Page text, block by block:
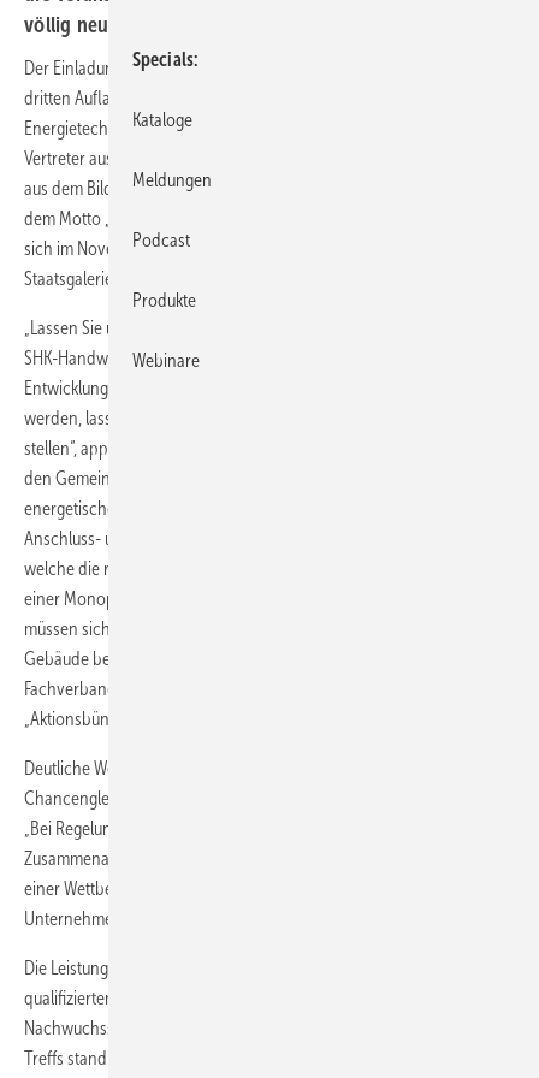
völlig neuen Blickwinkeln zu betrachten.
Der Einladung des Fachverbandes SHK Baden-Württemberg zur
dritten Auflage der Veranstaltung „SHKontakt – Gebäude- und
Energietechnik-Treff Baden-Württemberg“ waren mehr als 100
Vertreter aus Politik und Verwaltung, Handwerk, Industrie und Handel,
aus dem Bildungssektor und von Energieversorgern gefolgt. Unter
dem Motto „Inspirieren – kommunizieren – interessieren“ trafen sie
sich im November zum Austausch im Säulensaal der Stuttgarter
Staatsgalerie.
„Lassen Sie uns gemeinsam den Blick auf die Themen richten, die das
SHK-Handwerk in Baden-Württemberg bewegen. Denn nur wenn
Entwicklungen in der Branche und in deren Umfeld frühzeitig erkannt
werden, lassen sich gemeinsam die richtigen Weichen für die Zukunft
stellen“, appellierte der Fachverbandsvorsitzende Joachim Butz an
den Gemeinschaftssinn der Teilnehmer. So war die Förderung
energetischer Sanierungsmaßnahmen ebenso ein Thema wie
Anschluss- und Benutzungszwänge an Fern- oder Nahwärmenetze,
welche die rund 100 Gäste diskutierten. „Wir warnen deutlich vor
einer Monopolisierung in der Wärmeversorgung. Hausbesitzer
müssen sich frei entscheiden können, mit welcher Technologie sie ihr
Gebäude beheizen möchten“, betonte Butz. Für dieses Ziel trete der
Fachverband SHK gemeinsam mit Partnern im Rahmen des
„Aktionsbündnisses Baden-Württemberg für individuelles Heizen“ ein.
Deutliche Worte wählte der Vorsitzende ebenfalls beim Thema
Chancengleichheit im Wettbewerb mit kommunalen Unternehmen.
„Bei Regelungen über die Umsatzsteuerbefreiung interkommunaler
Zusammenarbeit muss immer gewährleistet sein, dass es nicht zu
einer Wettbewerbsverzerrung zu Lasten privatwirtschaftlicher
Unternehmer kommt“, legte er den Finger in die Wunde.
Die Leistungsfähigkeit des SHK-Handwerks steht und fällt mit
qualifizierten Fachkräften, weshalb auch die aktuelle
Nachwuchssituation im Fokus des Gebäude- und Energietechnik-
Treffs stand. Joachim Butz mahnte einen Akzeptanzverlust bei der
Specials
Kataloge
Meldungen
Podcast
Produkte
Webinare